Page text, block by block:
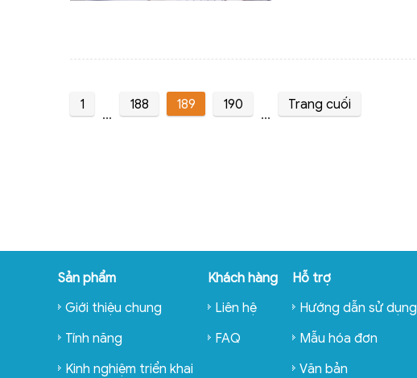
1
...
188 189 190
...
Trang cuối
Sản phẩm
Giới thiệu chung
Tính năng
Kinh nghiệm triển khai
Khách hàng
Liên hệ
FAQ
Hỗ trợ
Hướng dẫn sử dụng
Mẫu hóa đơn
Văn bản